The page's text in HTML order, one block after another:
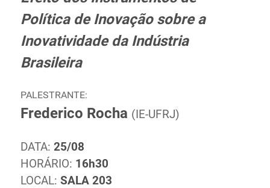
Ministério de Minas e Energia
Ministério da Ciência, Tecnologia, Inovações e
Comunicações
Ministério do Meio Ambiente
Ministério do Desenvolvimento Regional
Controladoria-Geral da União
Secretaria-Geral
Secretaria de Governo
Gabinete de Segurança Institucional
Política de Inovação sobre a
Inovatividade da Indústria
Brasileira
PALESTRANTE:
Frederico Rocha (IE-UFRJ)
DATA: 25/08
HORÁRIO: 16h30
LOCAL: SALA 203